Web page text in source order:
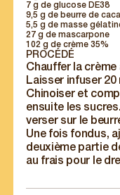
7 g de glucose DE38
9,5 g de beurre de
5,5 g de masse
27 g de mascarpone
102 g de crème 35%
PROCÉDÉ
Chauffer la crème
Laisser infuser
Chinoiser et
ensuite les
verser sur le
Une fois fondus,
deuxième partie
au frais pour le